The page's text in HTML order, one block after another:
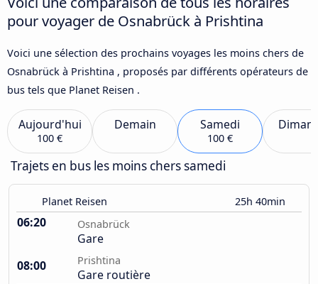
pour voyager de Osnabrück à Prishtina
Voici une sélection des prochains voyages les moins chers de
Osnabrück à Prishtina , proposés par différents opérateurs de
bus tels que Planet Reisen .
Aujourd'hui
100 €
Demain Samedi
100 €
Trajets en bus les moins chers samedi
Planet Reisen 25h 40min
06:20 Osnabrück
Gare
08:00
Prishtina
Gare routière